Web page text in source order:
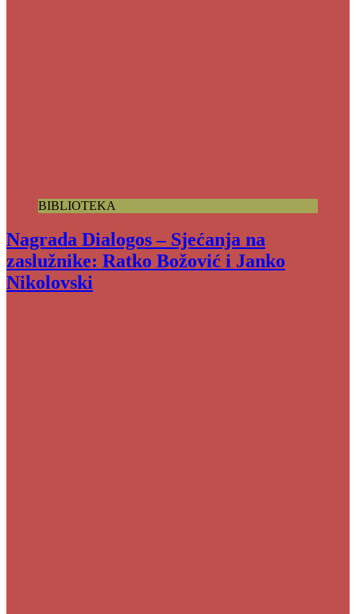
BIBLIOTEKA
Nagrada Dialogos – Sjećanja na
zaslužnike: Ratko Božović i Janko
Nikolovski